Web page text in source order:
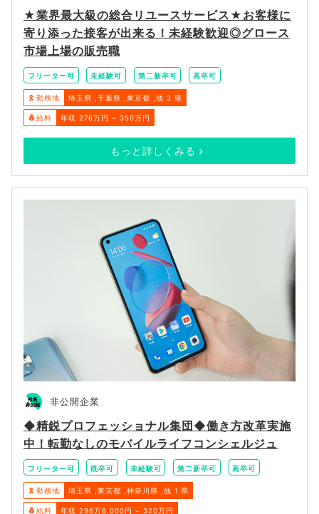
★業界最大級の総合リユースサービス★お客様に
寄り添った接客が出来る！未経験歓迎◎グロース
市場上場の販売職
フリーター可 未経験可 第二新卒可 高卒可
勤務地 埼玉県 千葉県 東京都 他 3 県
給料 年収 276万円 ~ 350万円
もっと詳しくみる
非公開企業
◆精鋭プロフェッショナル集団◆働き方改革実施
中！転勤なしのモバイルライフコンシェルジュ
フリーター可 既卒可 未経験可 第二新卒可 高卒可
勤務地 埼玉県 東京都 神奈川県 他 1 県
給料 年収 296万8,000円 ~ 320万円